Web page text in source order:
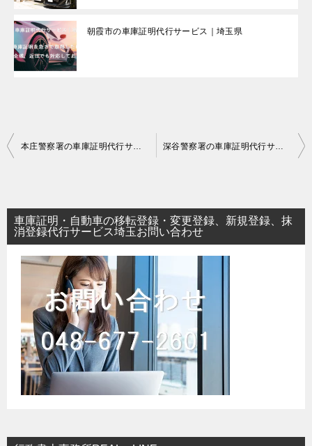
朝霞市の車庫証明代行サービス｜埼玉県
投
ビ
ゲ
本庄警察署の車庫証明代行サービス 深谷警察署の車庫証明代行サービス
車庫証明・自動車の移転登録・変更登録、新規登録、抹
消登録代行サービス埼玉お問い合わせ